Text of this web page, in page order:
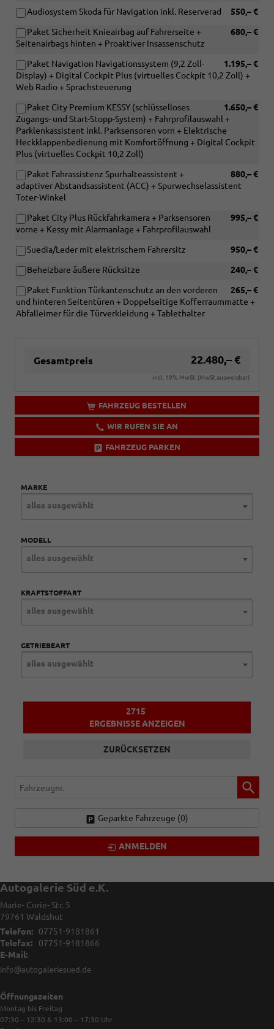
550,– €
Audiosystem Skoda für Navigation inkl. Reserverad
680,– €
Paket Sicherheit Knieairbag auf Fahrerseite +
Seitenairbags hinten + Proaktiver Insassenschutz
1.195,– €
Paket Navigation Navigationssystem (9,2 Zoll-
Display) + Digital Cockpit Plus (virtuelles Cockpit 10,2 Zoll) +
Web Radio + Sprachsteuerung
1.650,– €
Paket City Premium KESSY (schlüsselloses
Zugangs- und Start-Stopp-System) + Fahrprofilauswahl +
Parklenkassistent inkl. Parksensoren vorn + Elektrische
Heckklappenbedienung mit Komfortöffnung + Digital Cockpit
Plus (virtuelles Cockpit 10,2 Zoll)
880,– €
Paket Fahrassistenz Spurhalteassistent +
adaptiver Abstandsassistent (ACC) + Spurwechselassistent
Toter-Winkel
995,– €
Paket City Plus Rückfahrkamera + Parksensoren
vorne + Kessy mit Alarmanlage + Fahrprofilauswahl
950,– €
Suedia/Leder mit elektrischem Fahrersitz
240,– €
Beheizbare äußere Rücksitze
265,– €
Paket Funktion Türkantenschutz an den vorderen
und hinteren Seitentüren + Doppelseitige Kofferraummatte +
Abfalleimer für die Türverkleidung + Tablethalter
Gesamtpreis 22.480,– €
incl. 19% MwSt. (MwSt ausweisbar)
FAHRZEUG BESTELLEN
WIR RUFEN SIE AN
FAHRZEUG PARKEN
MARKE
alles ausgewählt
MODELL
alles ausgewählt
KRAFTSTOFFART
alles ausgewählt
GETRIEBEART
alles ausgewählt
2715
ERGEBNISSE ANZEIGEN
ZURÜCKSETZEN
Fahrzeugnr.
Geparkte Fahrzeuge (0)
ANMELDEN
Autogalerie Süd e.K.
Marie- Curie- Str. 5
79761 Waldshut
Telefon:
07751-9181861
Telefax:
07751-9181866
E-Mail:
info@autogaleriesued.de
Öffnungszeiten
Montag bis Freitag
07:30 – 12:30 & 13:00 – 17:30 Uhr